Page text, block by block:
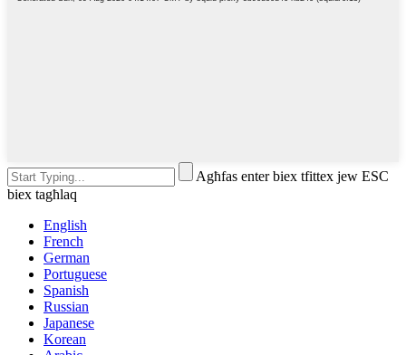
Agħfas enter biex tfittex jew ESC
biex tagħlaq
English
French
German
Portuguese
Spanish
Russian
Japanese
Korean